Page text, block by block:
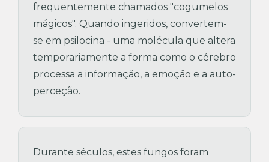
frequentemente chamados "cogumelos
mágicos". Quando ingeridos, convertem-
se em psilocina - uma molécula que altera
temporariamente a forma como o cérebro
processa a informação, a emoção e a auto-
perceção.
Durante séculos, estes fungos foram